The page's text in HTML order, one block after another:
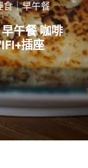
食｜早午餐
午餐 咖啡
插座